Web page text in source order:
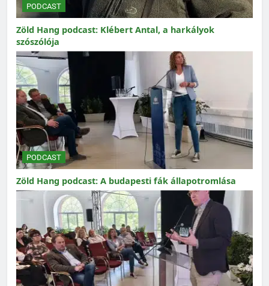
PODCAST
Zöld Hang podcast: Klébert Antal, a harkályok
szószólója
PODCAST
Zöld Hang podcast: A budapesti fák állapotromlása